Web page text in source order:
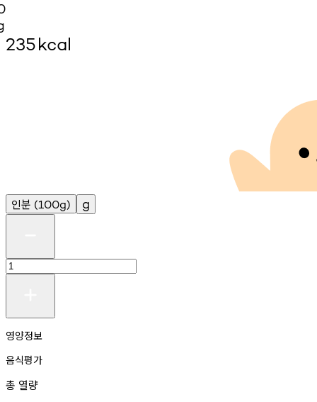
235kcal
인분 (100g) g
영양정보
음식평가
총 열량